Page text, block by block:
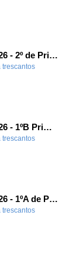
Festival de Navidad 2025-26 - 2º de Primaria
trescantos-
Festival de Navidad 2025-26 - 1ºB Primaria
trescantos-
Festival de Navidad 2025-26 - 1ºA de Primaria
trescantos-